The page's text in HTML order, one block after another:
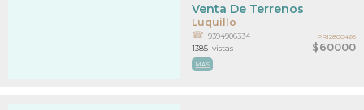
Luquillo
$60000
Venta De Terrenos
9394906334
MAS
1385 vistas
PR12800426